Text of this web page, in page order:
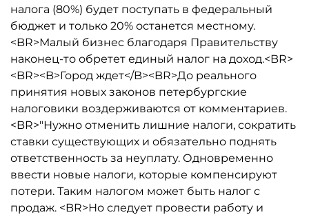
налога (80%) будет поступать в федеральный
бюджет и только 20% останется местному.
<BR>Малый бизнес благодаря Правительству
наконец-то обретет единый налог на доход.<BR>
<BR><B>Город ждет</B><BR>До реального
принятия новых законов петербургские
налоговики воздерживаются от комментариев.
<BR>"Нужно отменить лишние налоги, сократить
ставки существующих и обязательно поднять
ответственность за неуплату. Одновременно
ввести новые налоги, которые компенсируют
потери. Таким налогом может быть налог с
продаж. <BR>Но следует провести работу и